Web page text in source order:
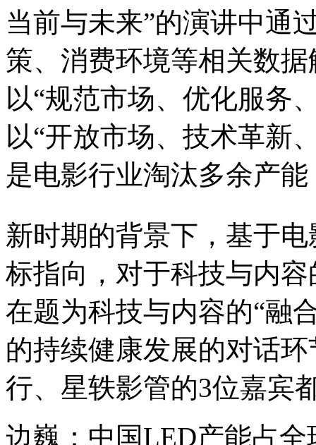
当前与未来”的演讲中通
策、消费环境等相关数
以“规范市场、优化服务
以“开放市场、技术革新
是电影行业淘汰多余产
新时期的背景下，基于
标指向，对于科技与内
在题为科技与内容的“融
的持续健康发展的对话
行、星轶影管的3位嘉宾
边巍：中国LED产能占